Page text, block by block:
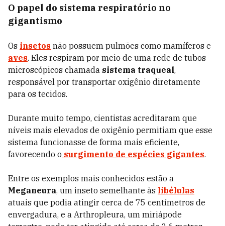
O papel do sistema respiratório no
gigantismo
Os insetos não possuem pulmões como mamíferos e
aves. Eles respiram por meio de uma rede de tubos
microscópicos chamada sistema traqueal,
responsável por transportar oxigênio diretamente
para os tecidos.
Durante muito tempo, cientistas acreditaram que
níveis mais elevados de oxigênio permitiam que esse
sistema funcionasse de forma mais eficiente,
favorecendo o surgimento de espécies gigantes.
Entre os exemplos mais conhecidos estão a
Meganeura, um inseto semelhante às libélulas
atuais que podia atingir cerca de 75 centímetros de
envergadura, e a Arthropleura, um miriápode